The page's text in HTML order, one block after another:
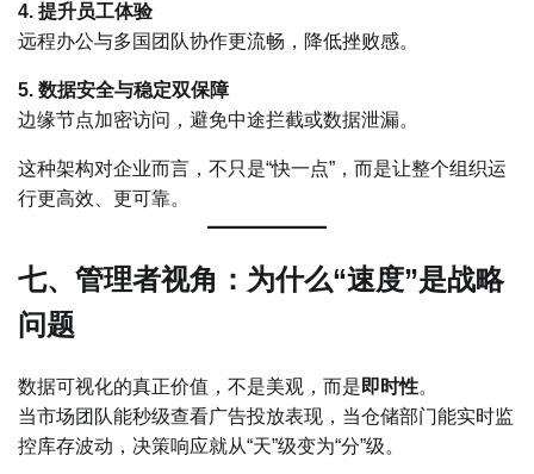
4. 提升员工体验
远程办公与多国团队协作更流畅，降低挫败感。
5. 数据安全与稳定双保障
边缘节点加密访问，避免中途拦截或数据泄漏。
这种架构对企业而言，不只是“快一点”，而是让整个组织运
行更高效、更可靠。
七、管理者视角：为什么“速度”是战略
问题
数据可视化的真正价值，不是美观，而是即时性。
当市场团队能秒级查看广告投放表现，当仓储部门能实时监
控库存波动，决策响应就从“天”级变为“分”级。